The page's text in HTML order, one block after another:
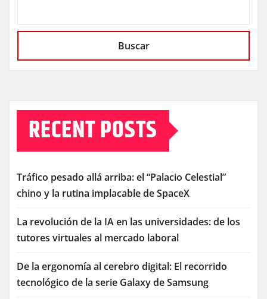
Buscar
RECENT POSTS
Tráfico pesado allá arriba: el “Palacio Celestial”
chino y la rutina implacable de SpaceX
La revolución de la IA en las universidades: de los
tutores virtuales al mercado laboral
De la ergonomía al cerebro digital: El recorrido
tecnológico de la serie Galaxy de Samsung